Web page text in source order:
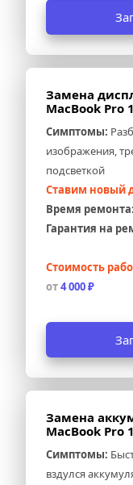
Замена
MacBook Pro
Симптомы:
изображения,
подсветкой
Ставим новый
Время ремонта:
Гарантия на
Стоимость
от 4 000 ₽
Замена
MacBook Pro
Симптомы:
вздулся